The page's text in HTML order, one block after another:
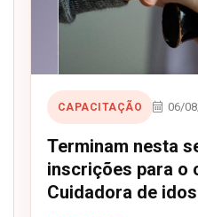
CAPACITAÇÃO 06/
Terminam nesta
inscrições para o
Cuidadora de